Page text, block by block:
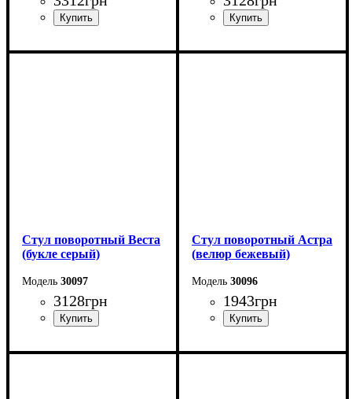
Стул поворотный Веста
(букле серый)
30097
3128грн
Стул поворотный Астра
(велюр бежевый)
30096
1943грн